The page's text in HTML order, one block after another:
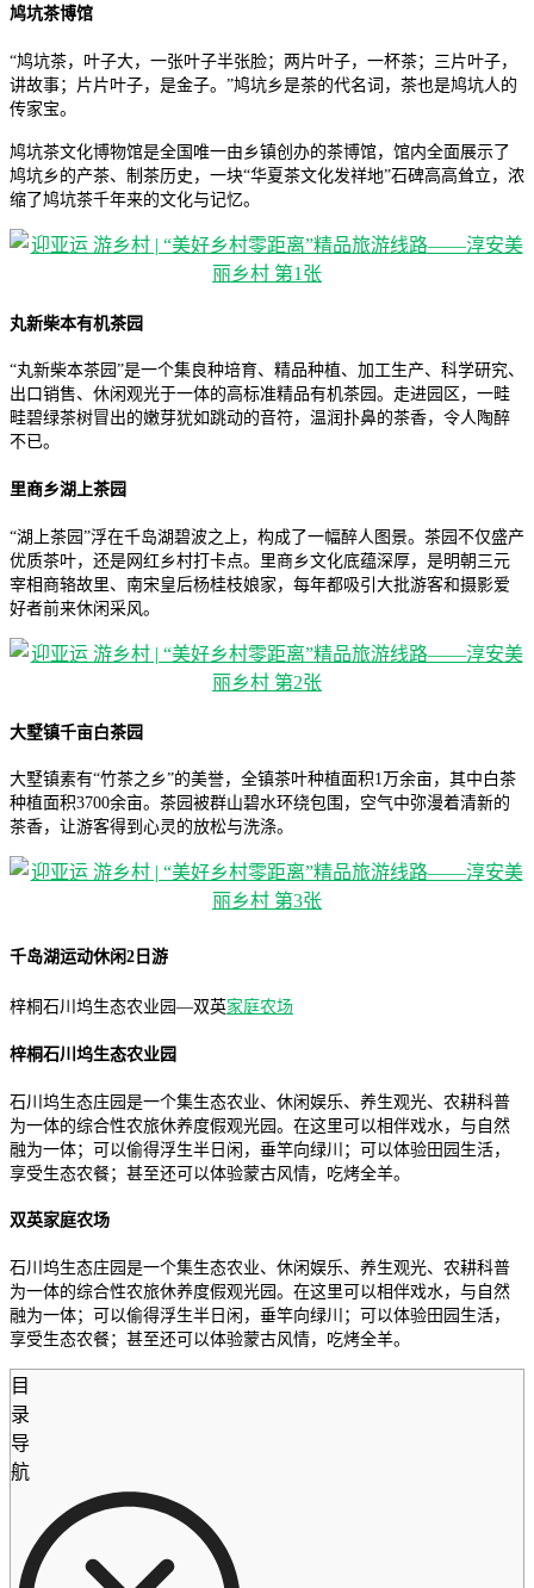
鸠坑茶博馆
“鸠坑茶，叶子大，一张叶子半张脸；两片叶子，一杯茶；三片叶子，
讲故事；片片叶子，是金子。”鸠坑乡是茶的代名词，茶也是鸠坑人的
传家宝。
鸠坑茶文化博物馆是全国唯一由乡镇创办的茶博馆，馆内全面展示了
鸠坑乡的产茶、制茶历史，一块“华夏茶文化发祥地”石碑高高耸立，浓
缩了鸠坑茶千年来的文化与记忆。
丸新柴本有机茶园
“丸新柴本茶园”是一个集良种培育、精品种植、加工生产、科学研究、
出口销售、休闲观光于一体的高标准精品有机茶园。走进园区，一畦
畦碧绿茶树冒出的嫩芽犹如跳动的音符，温润扑鼻的茶香，令人陶醉
不已。
里商乡湖上茶园
“湖上茶园”浮在千岛湖碧波之上，构成了一幅醉人图景。茶园不仅盛产
优质茶叶，还是网红乡村打卡点。里商乡文化底蕴深厚，是明朝三元
宰相商辂故里、南宋皇后杨桂枝娘家，每年都吸引大批游客和摄影爱
好者前来休闲采风。
大墅镇千亩白茶园
大墅镇素有“竹茶之乡”的美誉，全镇茶叶种植面积1万余亩，其中白茶
种植面积3700余亩。茶园被群山碧水环绕包围，空气中弥漫着清新的
茶香，让游客得到心灵的放松与洗涤。
千岛湖运动休闲2日游
梓桐石川坞生态农业园—双英家庭农场
梓桐石川坞生态农业园
石川坞生态庄园是一个集生态农业、休闲娱乐、养生观光、农耕科普
为一体的综合性农旅休养度假观光园。在这里可以相伴戏水，与自然
融为一体；可以偷得浮生半日闲，垂竿向绿川；可以体验田园生活，
享受生态农餐；甚至还可以体验蒙古风情，吃烤全羊。
双英家庭农场
石川坞生态庄园是一个集生态农业、休闲娱乐、养生观光、农耕科普
为一体的综合性农旅休养度假观光园。在这里可以相伴戏水，与自然
融为一体；可以偷得浮生半日闲，垂竿向绿川；可以体验田园生活，
享受生态农餐；甚至还可以体验蒙古风情，吃烤全羊。
目
录
导
航